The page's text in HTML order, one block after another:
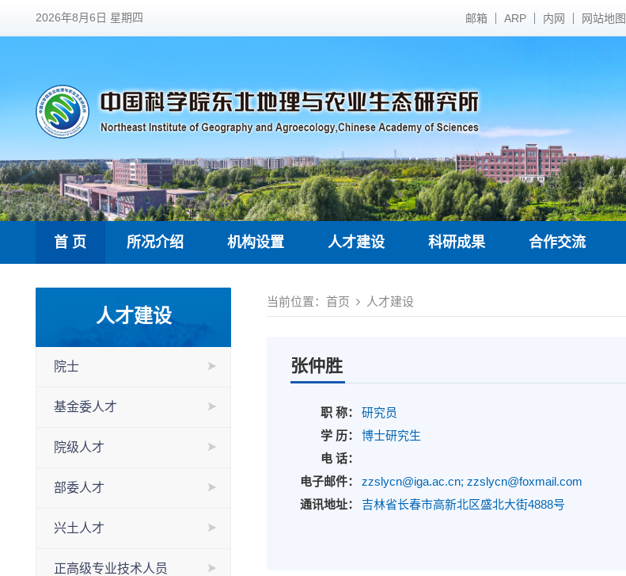
2026年8月6日 星期四 邮箱 ARP 内网 网站地图
首 页 所况介绍 机构设置 人才建设 科研成果 合作交流
人才建设
院士
基金委人才
院级人才
部委人才
兴土人才
正高级专业技术人员
当前位置： 首页 人才建设
张仲胜
职 称：
研究员
学 历：
博士研究生
电 话：
电子邮件：
zzslycn@iga.ac.cn; zzslycn@foxmail.com
通讯地址：
吉林省长春市高新北区盛北大街4888号